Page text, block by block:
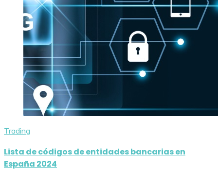
Trading
Lista de códigos de entidades bancarias en
España 2024